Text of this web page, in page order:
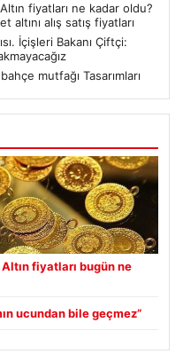
fiyatları ne kadar oldu?
alış satış fiyatları
İçişleri Bakanı Çiftçi:
mutfağı Tasarımları
fiyatları bugün ne
ucundan bile geçmez”